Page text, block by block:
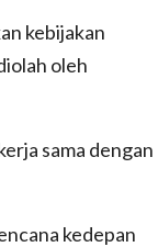
kebijakan
oleh
sama dengan
kedepan